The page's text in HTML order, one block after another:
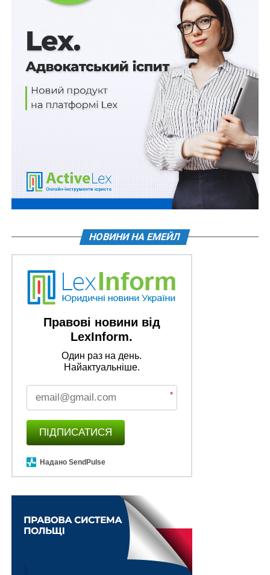
осіб з інвалідністю перевірятимуть з липня
ПОВ'ЯЗАНІ ТЕМИ:
НАСТУПНА
ВАКС почав розгляд «справи Клюєва»
НЕ ПРОПУСТІТЬ
Як ветерану отримати допомогу фахівця із
НОВИНИ НА ЕМЕЙЛ
Правові новини від
LexInform.
Один раз на день.
Найактуальніше.
*
ПІДПИСАТИСЯ
Надано SendPulse